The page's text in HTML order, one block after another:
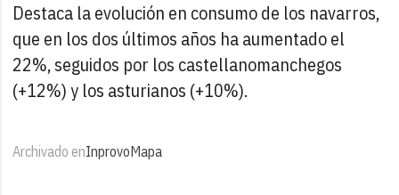
Destaca la evolución en consumo de los navarros,
que en los dos últimos años ha aumentado el
22%, seguidos por los castellanomanchegos
(+12%) y los asturianos (+10%).
Archivado enInprovoMapa